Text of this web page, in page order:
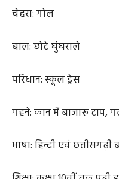
रंग: गोरा
चेहरा: गोल
बाल: छोटे घुंघराले
परिधान: स्कूल ड्रेस
गहने: कान में बाजारू टाप,